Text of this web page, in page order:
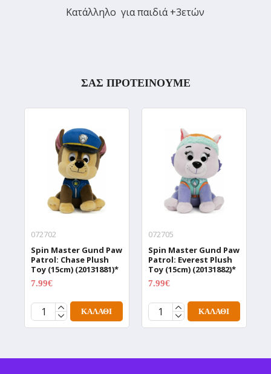
Κατάλληλο για παιδιά +3ετών
ΣΑΣ ΠΡΟΤΕΙΝΟΥΜΕ
072702
Spin Master Gund Paw
Patrol: Chase Plush
Toy (15cm) (20131881)*
7.99€
ΚΑΛΆΘΙ
072705
Spin Master Gund Paw
Patrol: Everest Plush
Toy (15cm) (20131882)*
7.99€
ΚΑΛΆΘΙ